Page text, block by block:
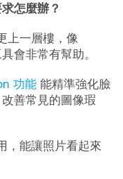
怎麼辦？
上一層樓，像
會非常有幫助。
功能能精準強化臉
善常見的圖像瑕
，能讓照片看起來